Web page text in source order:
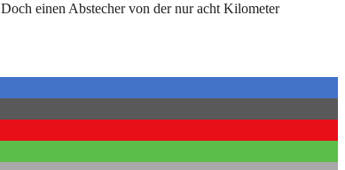
einen Abstecher von der nur acht Kilometer